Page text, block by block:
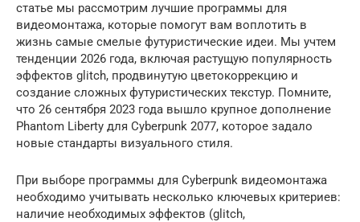
статье мы рассмотрим лучшие программы для
видеомонтажа, которые помогут вам воплотить в
жизнь самые смелые футуристические идеи. Мы учтем
тенденции 2026 года, включая растущую популярность
эффектов glitch, продвинутую цветокоррекцию и
создание сложных футуристических текстур. Помните,
что 26 сентября 2023 года вышло крупное дополнение
Phantom Liberty для Cyberpunk 2077, которое задало
новые стандарты визуального стиля.
При выборе программы для Cyberpunk видеомонтажа
необходимо учитывать несколько ключевых критериев:
наличие необходимых эффектов (glitch,